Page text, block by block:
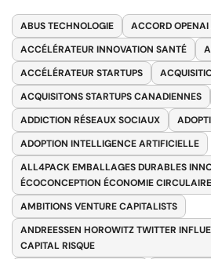
ABUS TECHNOLOGIE
ACCORD OPENAI
ACCÉLÉRATEUR INNOVATION SANTÉ
ACCÉLÉRATEUR STARTUPS
ACQUISITONS STARTUPS CANADIENNES
ADDICTION RÉSEAUX SOCIAUX
ADOPTION INTELLIGENCE ARTIFICIELLE
ALL4PACK EMBALLAGES DURABLES
ÉCOCONCEPTION ÉCONOMIE CIRCULAIRE
AMBITIONS VENTURE CAPITALISTS
ANDREESSEN HOROWITZ TWITTER
CAPITAL RISQUE